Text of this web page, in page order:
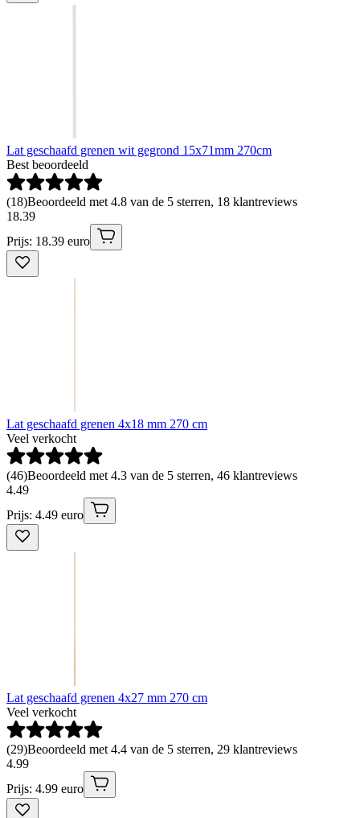
Lat geschaafd grenen wit gegrond 15x71mm 270cm
Best beoordeeld
(18)Beoordeeld met 4.8 van de 5 sterren, 18 klantreviews
18.39
Prijs: 18.39 euro
Lat geschaafd grenen 4x18 mm 270 cm
Veel verkocht
(46)Beoordeeld met 4.3 van de 5 sterren, 46 klantreviews
4.49
Prijs: 4.49 euro
Lat geschaafd grenen 4x27 mm 270 cm
Veel verkocht
(29)Beoordeeld met 4.4 van de 5 sterren, 29 klantreviews
4.99
Prijs: 4.99 euro